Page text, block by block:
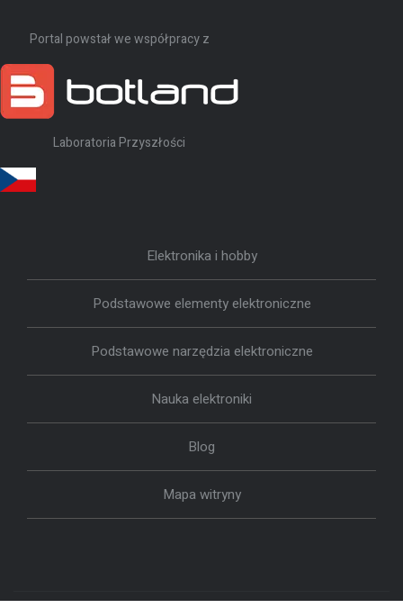
Portal powstał we współpracy z
Laboratoria Przyszłości
Elektronika i hobby
Podstawowe elementy elektroniczne
Podstawowe narzędzia elektroniczne
Nauka elektroniki
Blog
Mapa witryny